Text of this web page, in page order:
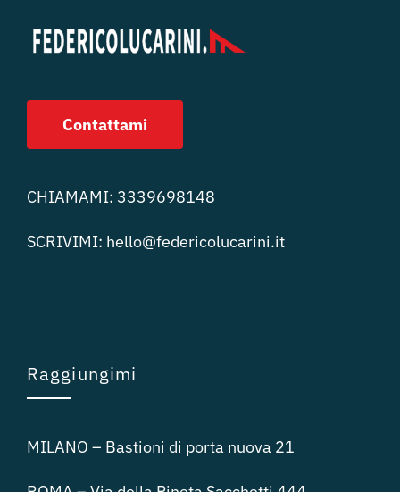
Contattami
CHIAMAMI: 3339698148
SCRIVIMI: hello@federicolucarini.it
Raggiungimi
MILANO – Bastioni di porta nuova 21